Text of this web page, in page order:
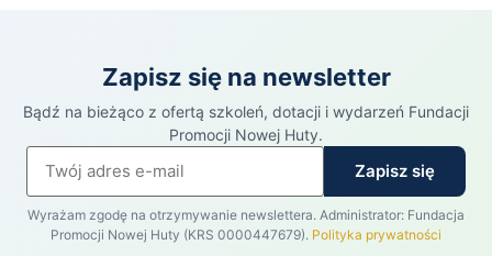
Zapisz się na newsletter
Bądź na bieżąco z ofertą szkoleń, dotacji i wydarzeń Fundacji
Promocji Nowej Huty.
Zapisz się
Wyrażam zgodę na otrzymywanie newslettera. Administrator: Fundacja
Promocji Nowej Huty (KRS 0000447679). Polityka prywatności